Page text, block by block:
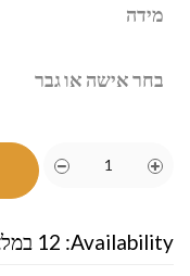
מידה
בחר אישה או גבר
Availability: 12 במלאי